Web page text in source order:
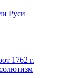
Руси
1762 г.